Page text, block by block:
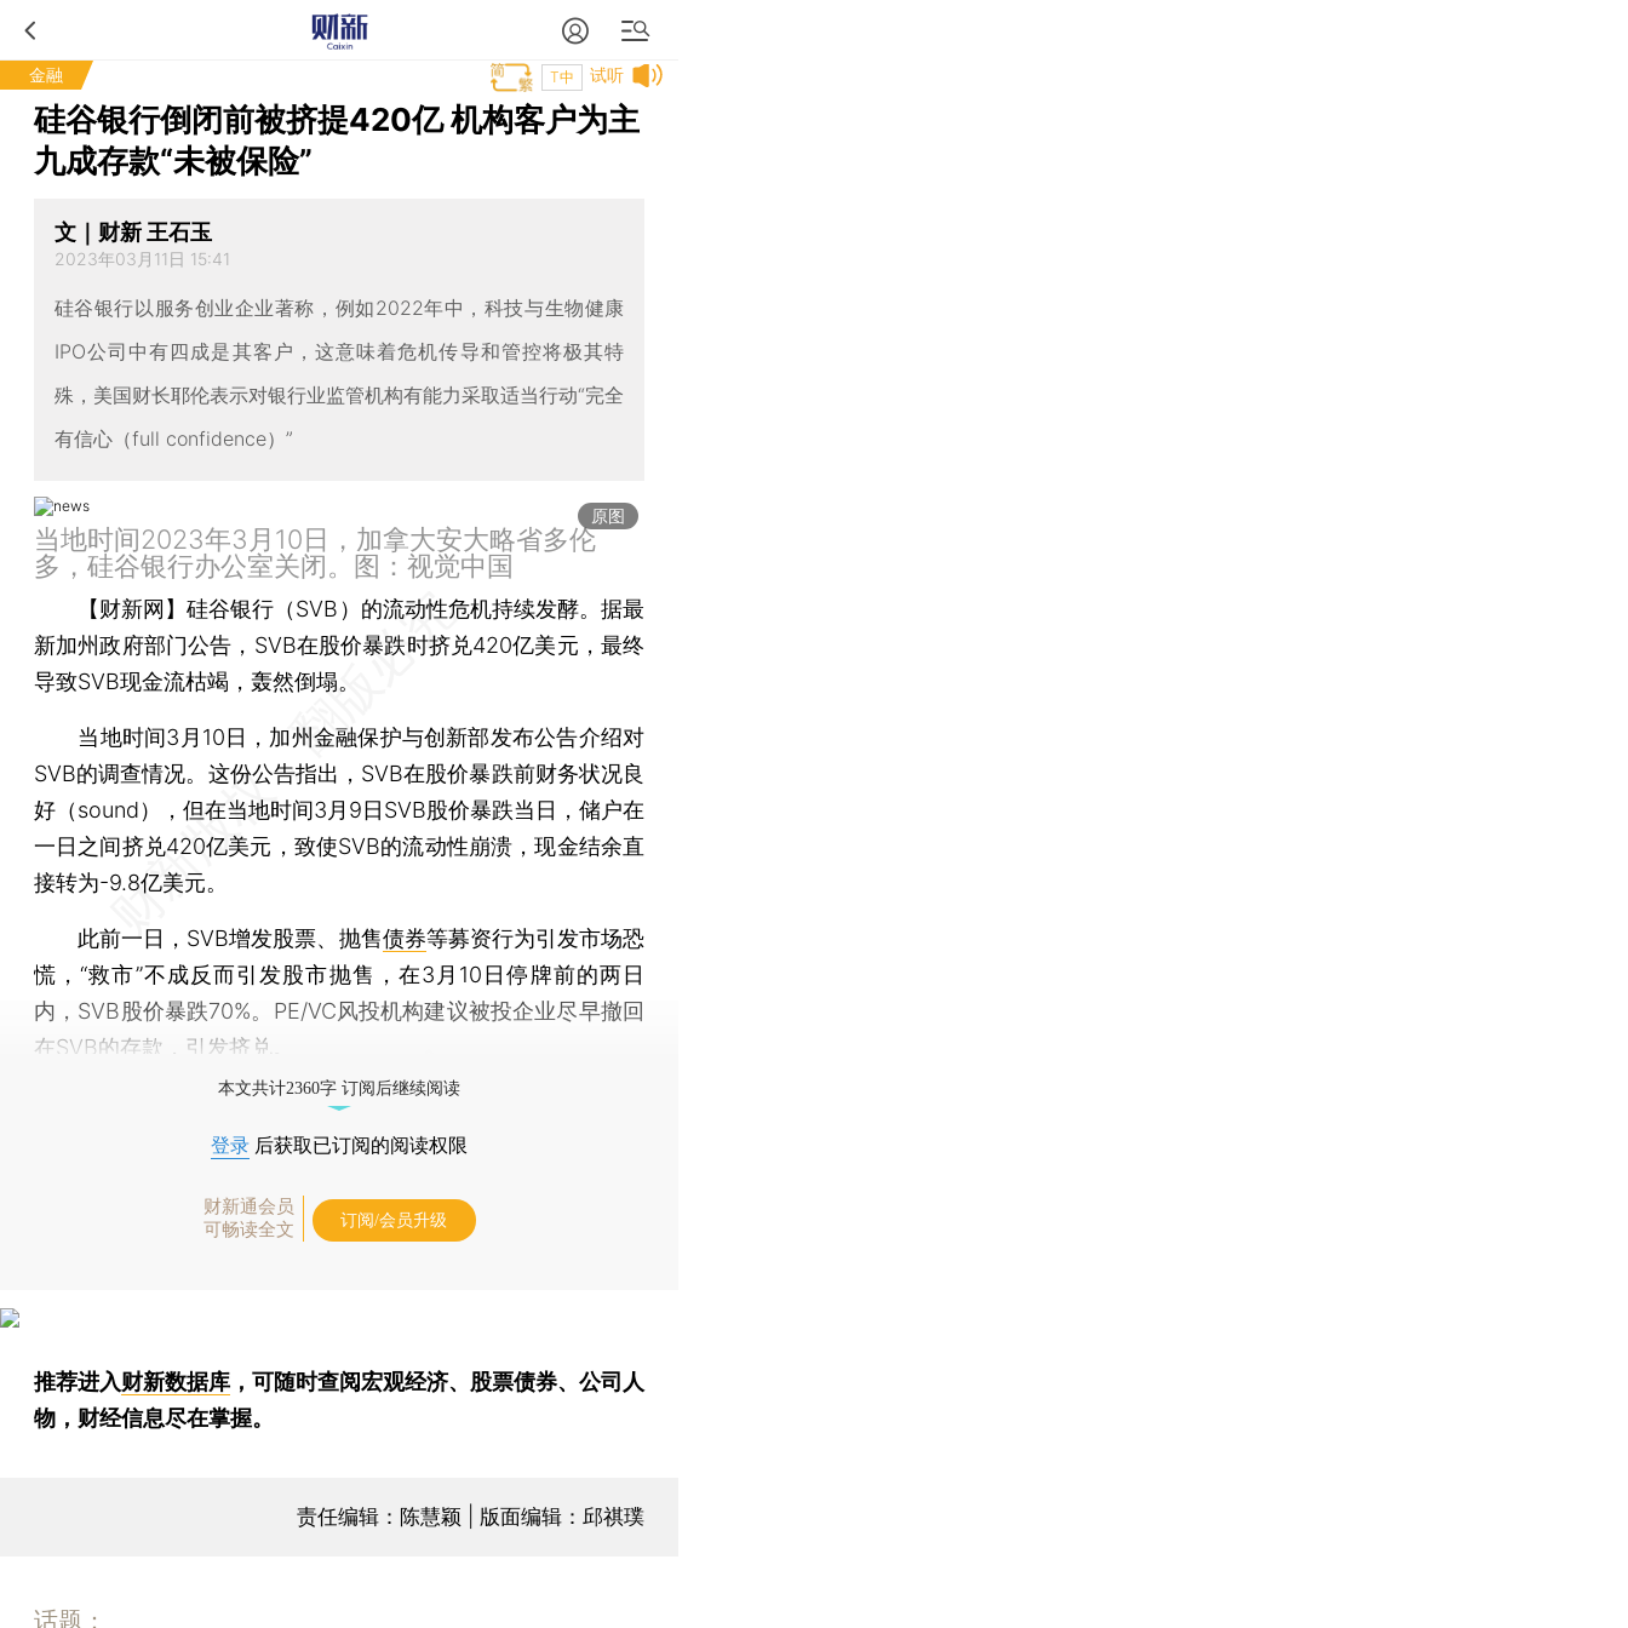
金融 试听
T中
硅谷银行倒闭前被挤提420亿 机构客户为主
九成存款“未被保险”
文｜财新 王石玉
2023年03月11日 15:41
硅谷银行以服务创业企业著称，例如2022年中，科技与生物健康
IPO公司中有四成是其客户，这意味着危机传导和管控将极其特
殊，美国财长耶伦表示对银行业监管机构有能力采取适当行动“完全
有信心（full confidence）”
原图
当地时间2023年3月10日，加拿大安大略省多伦
多，硅谷银行办公室关闭。图：视觉中国
【财新网】硅谷银行（SVB）的流动性危机持续发酵。据最
新加州政府部门公告，SVB在股价暴跌时挤兑420亿美元，最终
导致SVB现金流枯竭，轰然倒塌。
当地时间3月10日，加州金融保护与创新部发布公告介绍对
SVB的调查情况。这份公告指出，SVB在股价暴跌前财务状况良
好（sound），但在当地时间3月9日SVB股价暴跌当日，储户在
一日之间挤兑420亿美元，致使SVB的流动性崩溃，现金结余直
接转为-9.8亿美元。
此前一日，SVB增发股票、抛售债券等募资行为引发市场恐
慌，“救市”不成反而引发股市抛售，在3月10日停牌前的两日
内，SVB股价暴跌70%。PE/VC风投机构建议被投企业尽早撤回
在SVB的存款，引发挤兑。
本文共计2360字 订阅后继续阅读
登录 后获取已订阅的阅读权限
财新通会员
可畅读全文
订阅/会员升级
推荐进入财新数据库 ，可随时查阅宏观经济、股票债券、公司人
物，财经信息尽在掌握。
责任编辑：陈慧颖 | 版面编辑：邱祺璞
话题：